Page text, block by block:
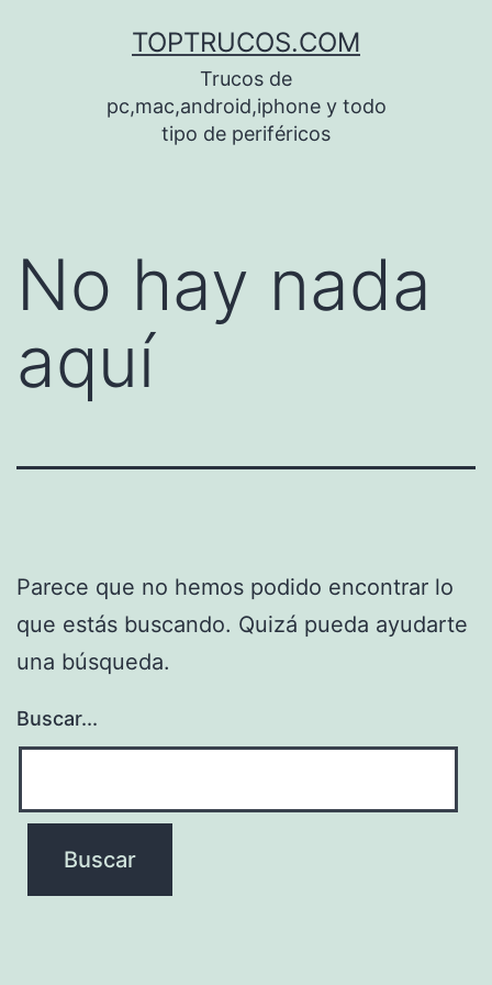
TOPTRUCOS.COM
Trucos de
pc,mac,android,iphone y todo
tipo de periféricos
No hay nada
aquí
Parece que no hemos podido encontrar lo
que estás buscando. Quizá pueda ayudarte
una búsqueda.
Buscar...